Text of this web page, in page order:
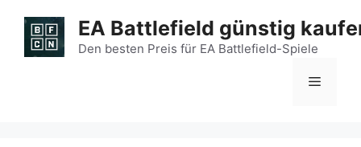
Inhalt
springen
EA Battlefield günstig
Den besten Preis für EA Battlefield-Spiele
Menü